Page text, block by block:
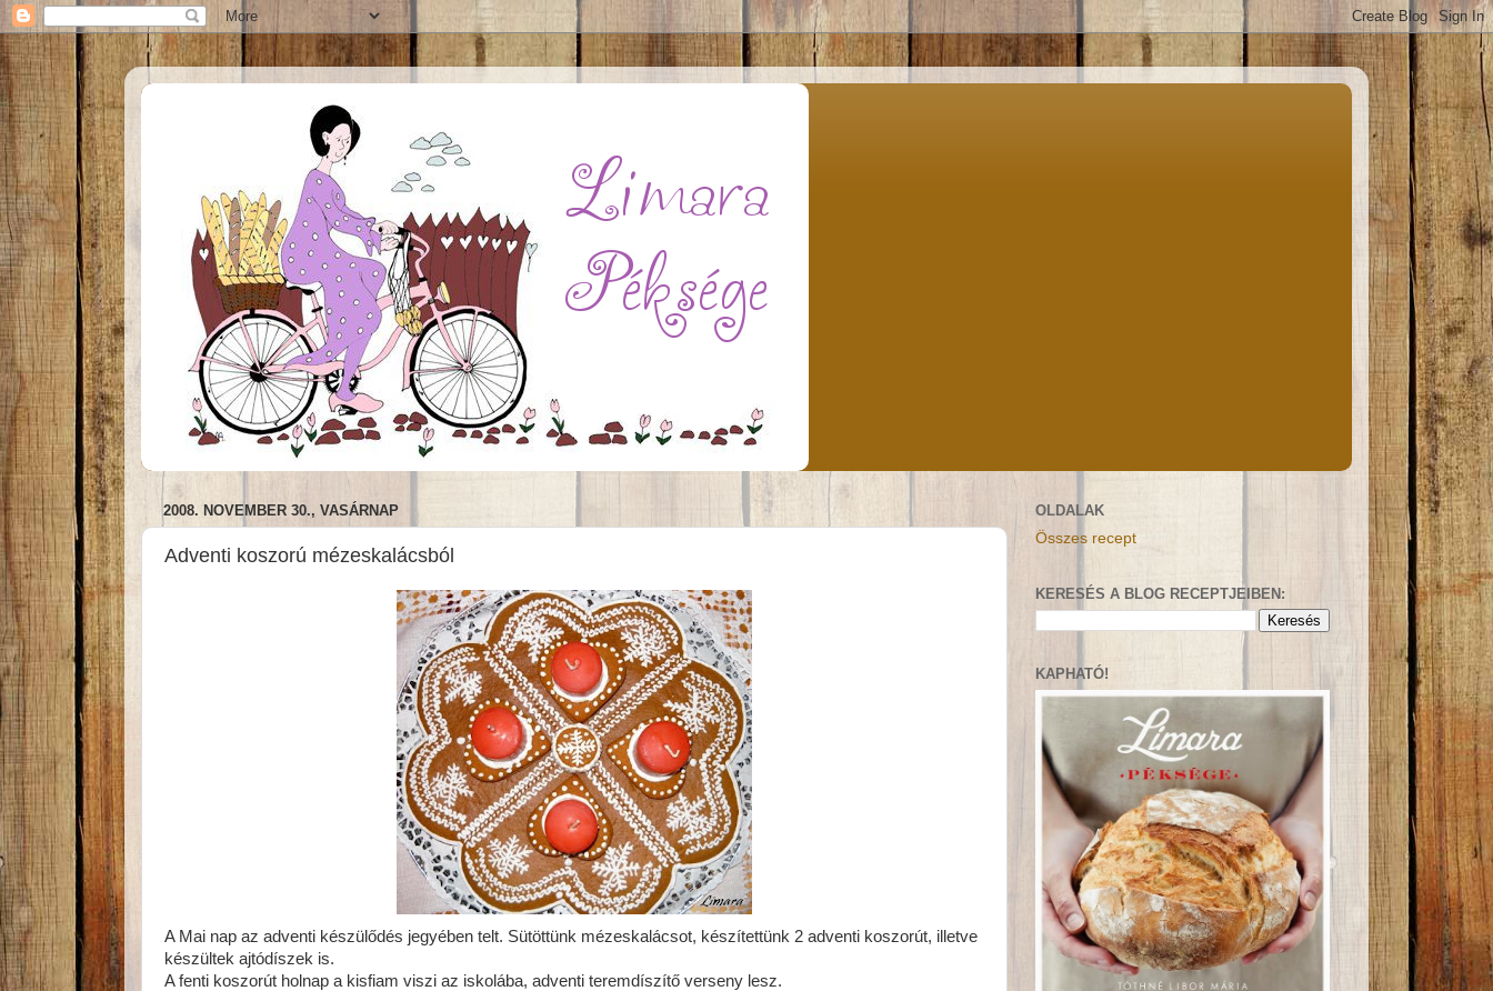
2008. NOVEMBER 30., VASÁRNAP
Adventi koszorú mézeskalácsból
A Mai nap az adventi készülődés jegyében telt. Sütöttünk mézeskalácsot, készítettünk 2 adventi koszorút, illetve
készültek ajtódíszek is.
A fenti koszorút holnap a kisfiam viszi az iskolába, adventi teremdíszítő verseny lesz.
OLDALAK
Összes recept
KERESÉS A BLOG RECEPTJEIBEN:
KAPHATÓ!